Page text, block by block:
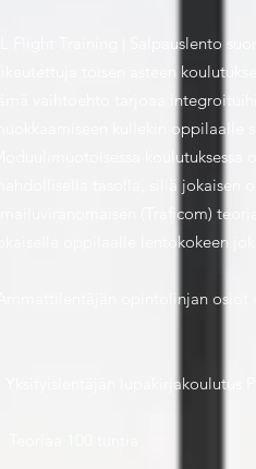
SL Flight Training | Salpauslento
oikeutettuja toisen asteen
tämä vaihtoehto tarjoaa
muokkaamiseen kullekin
Moduulimuotoisessa
mahdollisella tasolla, sillä jokaisen
ilmailuviranomaisen (Traficom)
jokaiselle oppilaalle lentokokeen
Ammattilentäjän opintolinjan osiot
o Yksityislentäjän lupakirjakoulutus